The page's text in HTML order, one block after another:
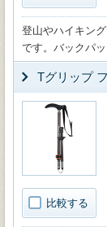
登山やハイキン
です。バックパ
Tグリップ
比較する